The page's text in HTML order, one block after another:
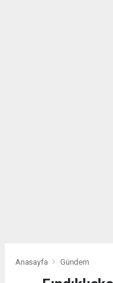
Anasayfa Gündem